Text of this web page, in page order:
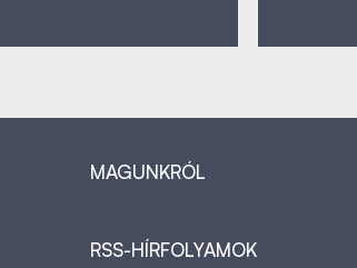
MAGUNKRÓL
RSS-HÍRFOLYAMOK